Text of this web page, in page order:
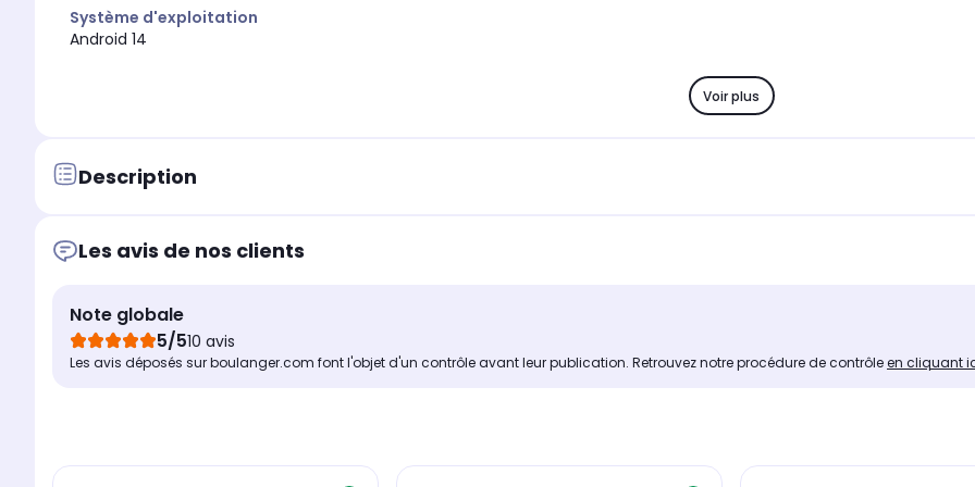
Système d'exploitation
Android 14
Voir plus
Description
Les avis de nos clients
Note globale
5/510 avis
Les avis déposés sur boulanger.com font l'objet d'un contrôle avant leur publication. Retrouvez notre procédure de contrôleen cliquant